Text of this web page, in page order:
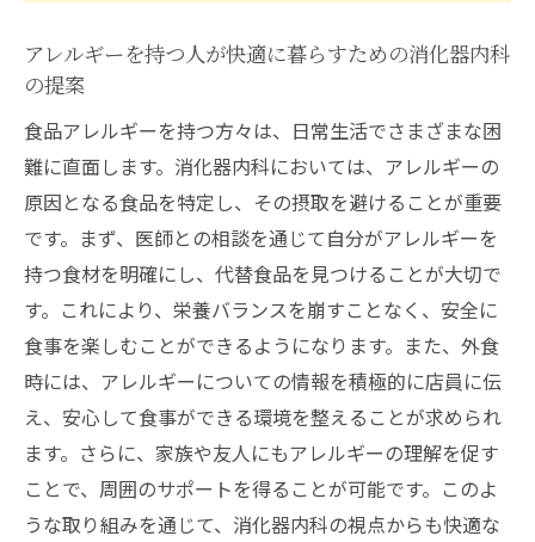
アレルギーを持つ人が快適に暮らすための消化器内科
の提案
食品アレルギーを持つ方々は、日常生活でさまざまな困
難に直面します。消化器内科においては、アレルギーの
原因となる食品を特定し、その摂取を避けることが重要
です。まず、医師との相談を通じて自分がアレルギーを
持つ食材を明確にし、代替食品を見つけることが大切で
す。これにより、栄養バランスを崩すことなく、安全に
食事を楽しむことができるようになります。また、外食
時には、アレルギーについての情報を積極的に店員に伝
え、安心して食事ができる環境を整えることが求められ
ます。さらに、家族や友人にもアレルギーの理解を促す
ことで、周囲のサポートを得ることが可能です。このよ
うな取り組みを通じて、消化器内科の視点からも快適な